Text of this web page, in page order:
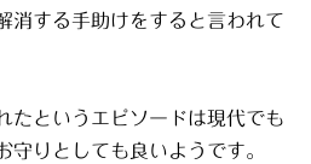
消する手助けをすると言われて
たというエピソードは現代でも
守りとしても良いようです。